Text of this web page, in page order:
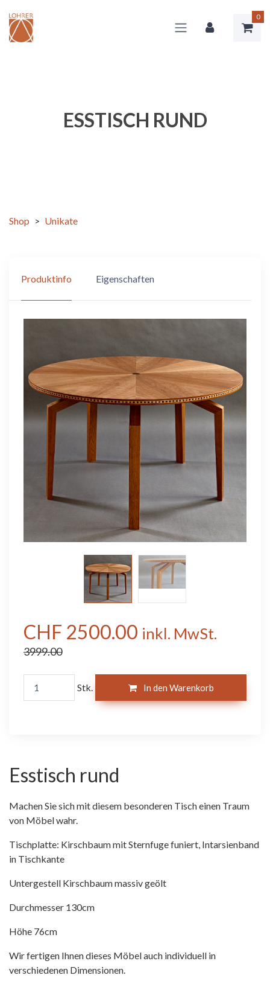
0
ESSTISCH RUND
Shop > Unikate
Produktinfo Eigenschaften
CHF 2500.00 inkl. MwSt.
3999.00
Stk. In den Warenkorb
Esstisch rund
Machen Sie sich mit diesem besonderen Tisch einen Traum
von Möbel wahr.
Tischplatte: Kirschbaum mit Sternfuge funiert, Intarsienband
in Tischkante
Untergestell Kirschbaum massiv geölt
Durchmesser 130cm
Höhe 76cm
Wir fertigen Ihnen dieses Möbel auch individuell in
verschiedenen Dimensionen.